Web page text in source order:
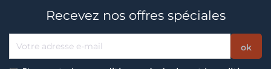
Recevez nos offres spéciales